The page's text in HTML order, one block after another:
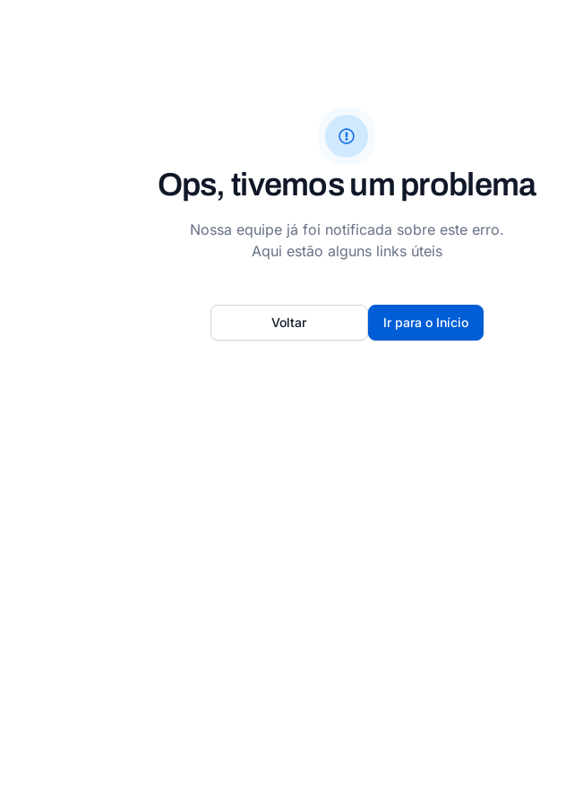
Ops, tivemos um problema
Nossa equipe já foi notificada sobre este erro.
Aqui estão alguns links úteis
Ir para o Início
Voltar